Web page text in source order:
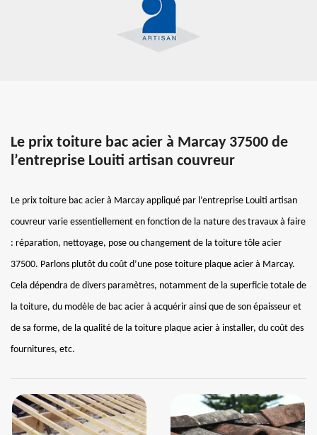
Le prix toiture bac acier à Marcay 37500 de
l’entreprise Louiti artisan couvreur
Le prix toiture bac acier à Marcay appliqué par l’entreprise Louiti artisan
couvreur varie essentiellement en fonction de la nature des travaux à faire
: réparation, nettoyage, pose ou changement de la toiture tôle acier
37500. Parlons plutôt du coût d’une pose toiture plaque acier à Marcay.
Cela dépendra de divers paramètres, notamment de la superficie totale de
la toiture, du modèle de bac acier à acquérir ainsi que de son épaisseur et
de sa forme, de la qualité de la toiture plaque acier à installer, du coût des
fournitures, etc.